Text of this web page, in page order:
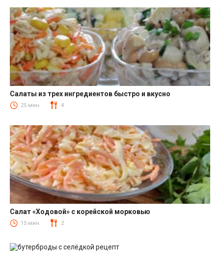
Салаты
Салаты из трех ингредиентов быстро и вкусно
25 мин. 4
Салаты с корейской морковкой
Салат «Ходовой» с корейской морковью
15 мин. 2